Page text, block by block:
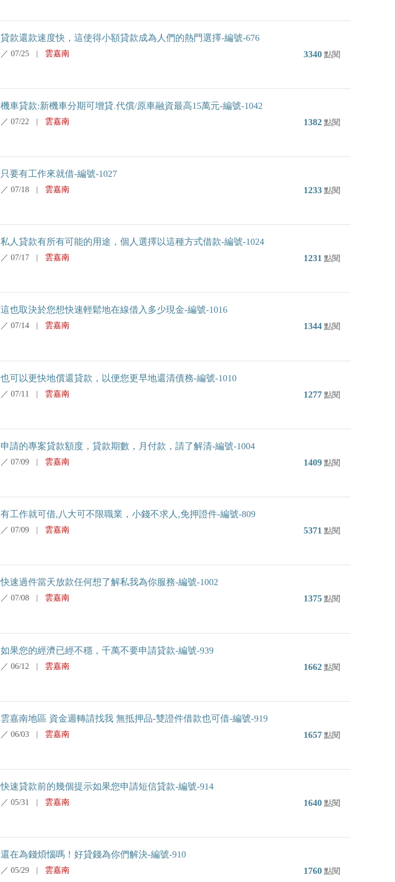
貸款還款速度快，這使得小額貸款成為人們的熱門選擇-編號-676
／07/25 | 雲嘉南 3340 點閱
機車貸款:新機車分期可增貸.代償/原車融資最高15萬元-編號-1042
／07/22 | 雲嘉南 1382 點閱
只要有工作來就借-編號-1027
／07/18 | 雲嘉南 1233 點閱
私人貸款有所有可能的用途，個人選擇以這種方式借款-編號-1024
／07/17 | 雲嘉南 1231 點閱
這也取決於您想快速輕鬆地在線借入多少現金-編號-1016
／07/14 | 雲嘉南 1344 點閱
也可以更快地償還貸款，以便您更早地還清債務-編號-1010
／07/11 | 雲嘉南 1277 點閱
申請的專案貸款額度，貸款期數，月付款，請了解清-編號-1004
／07/09 | 雲嘉南 1409 點閱
有工作就可借,八大可不限職業，小錢不求人,免押證件-編號-809
／07/09 | 雲嘉南 5371 點閱
快速過件當天放款任何想了解私我為你服務-編號-1002
／07/08 | 雲嘉南 1375 點閱
如果您的經濟已經不穩，千萬不要申請貸款-編號-939
／06/12 | 雲嘉南 1662 點閱
雲嘉南地區 資金週轉請找我 無抵押品-雙證件借款也可借-編號-919
／06/03 | 雲嘉南 1657 點閱
快速貸款前的幾個提示如果您申請短信貸款-編號-914
／05/31 | 雲嘉南 1640 點閱
還在為錢煩惱嗎！好貸錢為你們解決-編號-910
／05/29 | 雲嘉南 1760 點閱